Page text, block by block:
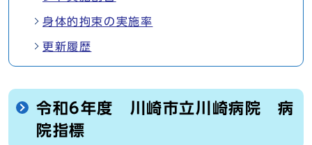
身体的拘束の実施率
更新履歴
令和6年度 川崎市立川崎病院 病
院指標